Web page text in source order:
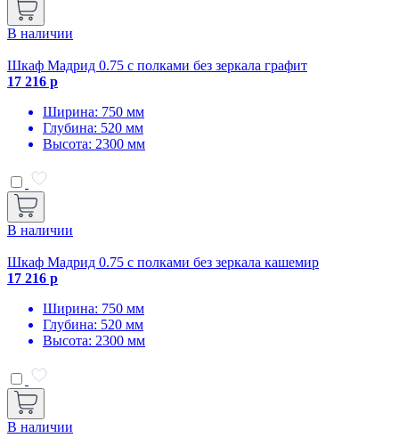
В наличии
Шкаф Мадрид 0.75 с полками без зеркала графит
17 216 р
Ширина: 750 мм
Глубина: 520 мм
Высота: 2300 мм
В наличии
Шкаф Мадрид 0.75 с полками без зеркала кашемир
17 216 р
Ширина: 750 мм
Глубина: 520 мм
Высота: 2300 мм
В наличии